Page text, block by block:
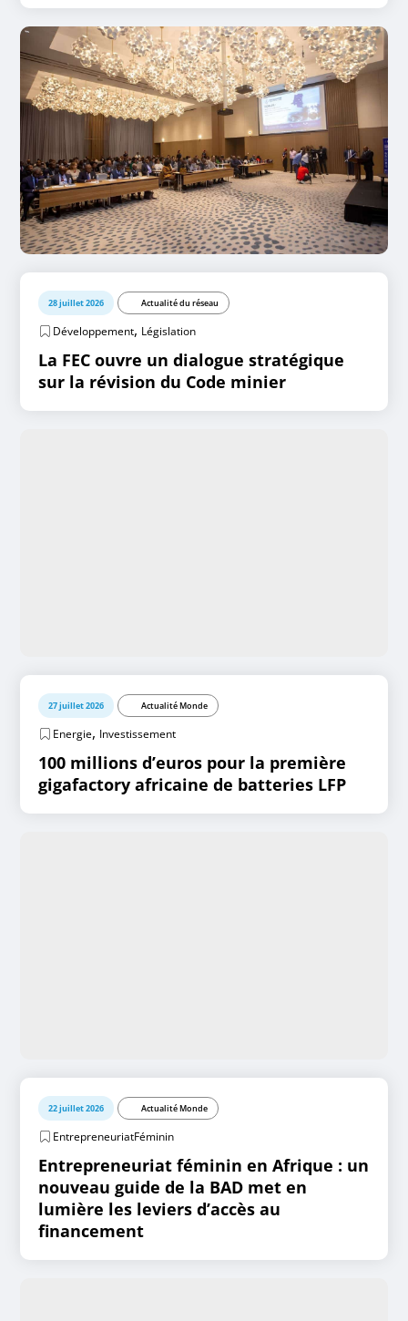
28 juillet 2026 Actualité du réseau
Développement, Législation
La FEC ouvre un dialogue stratégique
sur la révision du Code minier
27 juillet 2026 Actualité Monde
Energie, Investissement
100 millions d’euros pour la première
gigafactory africaine de batteries LFP
22 juillet 2026 Actualité Monde
EntrepreneuriatFéminin
Entrepreneuriat féminin en Afrique : un
nouveau guide de la BAD met en
lumière les leviers d’accès au
financement